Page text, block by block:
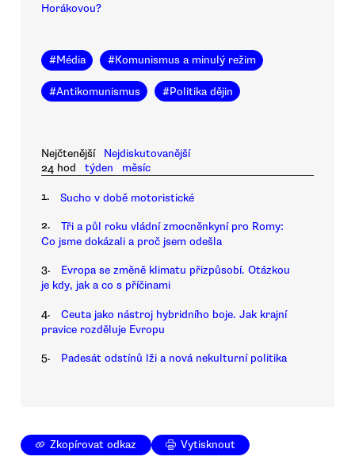
Horákovou?
#Média #Komunismus a minulý režim
#Antikomunismus #Politika dějin
Nejčtenější
Nejdiskutovanější
24 hod
týden měsíc
1. Sucho v době motoristické
2.
Tři a půl roku vládní zmocněnkyní pro Romy:
Co jsme dokázali a proč jsem odešla
3.
Evropa se změně klimatu přizpůsobí. Otázkou
je kdy, jak a co s příčinami
4.
Ceuta jako nástroj hybridního boje. Jak krajní
pravice rozděluje Evropu
5. Padesát odstínů lži a nová nekulturní politika
Zkopírovat odkaz Vytisknout